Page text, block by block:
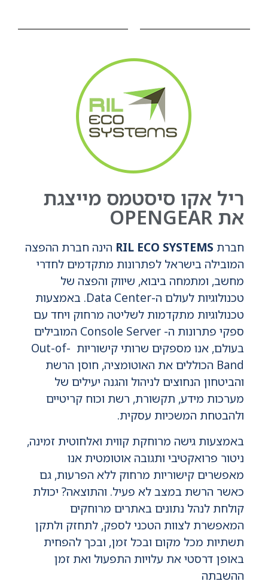
ריל אקו סיסטמס מייצגת
את OPENGEAR
חברת RIL ECO SYSTEMS הינה חברת ההפצה
המובילה בישראל לפתרונות מתקדמים לחדרי
מחשב, ומתמחה ביבוא, שיווק והפצה של
טכנולוגיות לעולם ה-Data Center. באמצעות
טכנולוגיות מתקדמות לשליטה מרחוק ויחד עם
ספקי פתרונות ה- Console Server המובילים
בעולם, אנו מספקים שרותי קישוריות Out-of-
Band הכוללים את האוטומציה, חוסן הרשת
והביטחון הנחוצים לניהול והגנה יעילים של
מערכות מידע, תקשורת, רשת וכוח קריטיים
ולהבטחת המשכיות עסקית.
באמצעות גישה מרוחקת קווית ואלחוטית זמינה,
ניטור פרואקטיבי ותגובה אוטומטית אנו
מאפשרים קישוריות מרחוק ללא הפרעות, גם
כאשר הרשת במצב לא פעיל. והתוצאה? יכולת
קולחת לנהל נתונים באתרים מרוחקים
המאפשרת לצוות הטכני לספק, לתחזק ולתקן
תשתיות מכל מקום ובכל זמן, ובכך להפחית
באופן דרסטי את עלויות התפעול ואת זמן
ההשבתה